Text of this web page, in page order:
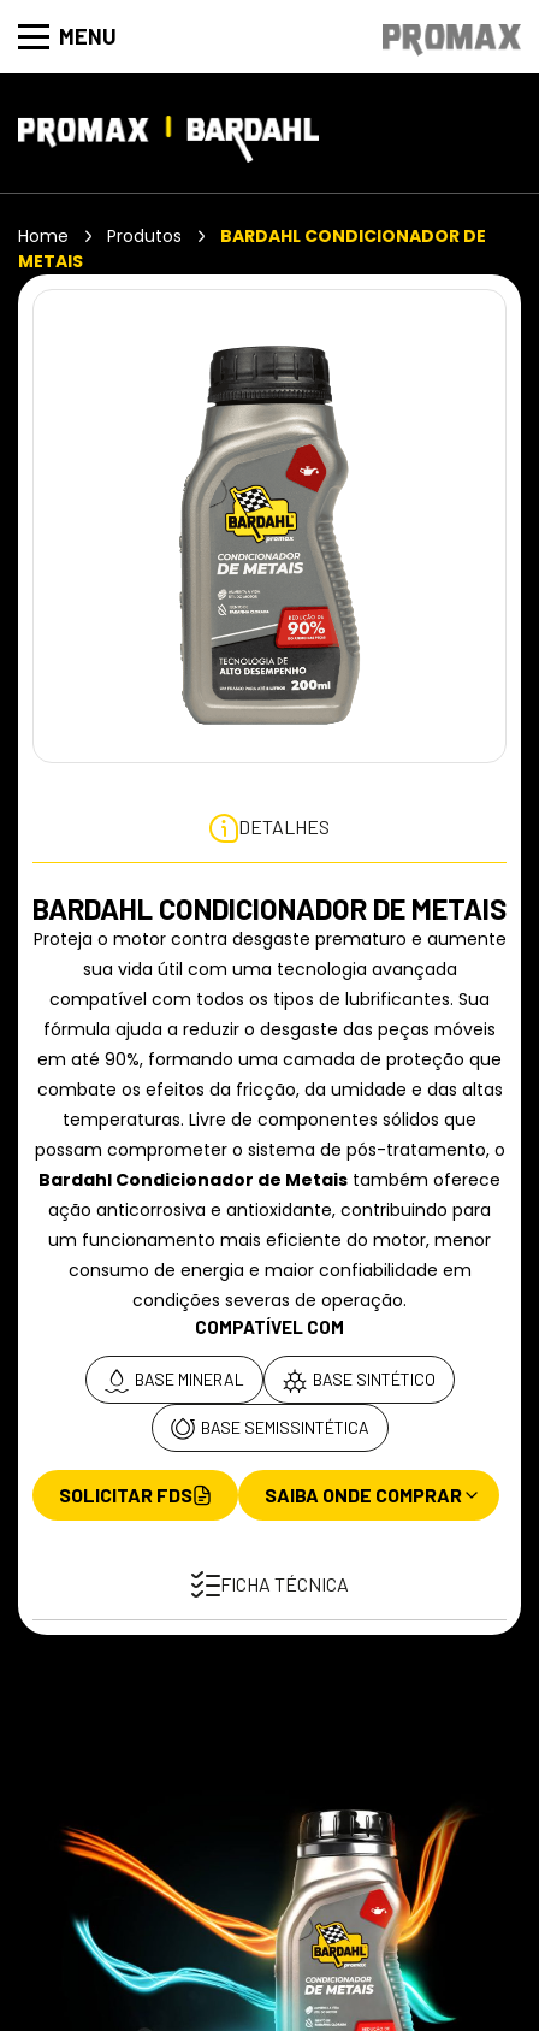
MENU
Home Produtos
BARDAHL CONDICIONADOR DE
METAIS
DETALHES
FICHA TÉCNICA
BARDAHL CONDICIONADOR DE METAIS
Proteja o motor contra desgaste prematuro e aumente
sua vida útil com uma tecnologia avançada
compatível com todos os tipos de lubrificantes. Sua
fórmula ajuda a reduzir o desgaste das peças móveis
em até 90%, formando uma camada de proteção que
combate os efeitos da fricção, da umidade e das altas
temperaturas. Livre de componentes sólidos que
possam comprometer o sistema de pós-tratamento, o
Bardahl Condicionador de Metais também oferece
ação anticorrosiva e antioxidante, contribuindo para
um funcionamento mais eficiente do motor, menor
consumo de energia e maior confiabilidade em
condições severas de operação.
COMPATÍVEL COM
BASE MINERAL BASE SINTÉTICO
BASE SEMISSINTÉTICA
SOLICITAR FDS SAIBA ONDE COMPRAR